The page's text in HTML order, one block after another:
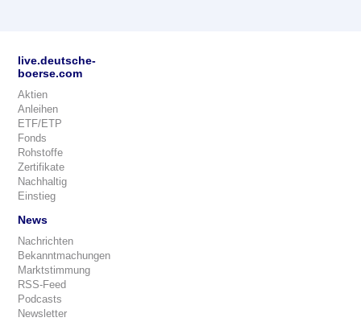
live.deutsche-
boerse.com
Aktien
Anleihen
ETF/ETP
Fonds
Rohstoffe
Zertifikate
Nachhaltig
Einstieg
News
Nachrichten
Bekanntmachungen
Marktstimmung
RSS-Feed
Podcasts
Newsletter